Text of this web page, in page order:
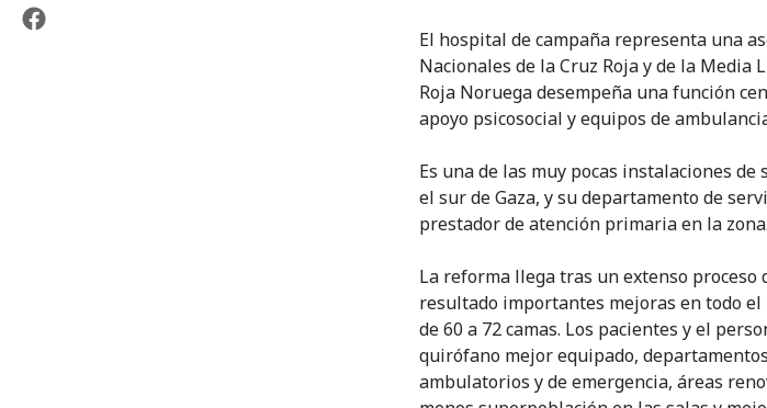
El hospital de campaña representa una
Nacionales de la Cruz Roja y de la
Roja Noruega desempeña una función
apoyo psicosocial y equipos de
Es una de las muy pocas instalaciones
el sur de Gaza, y su departamento de
prestador de atención primaria en la zona.
La reforma llega tras un extenso proceso
resultado importantes mejoras en todo
de 60 a 72 camas. Los pacientes y el
quirófano mejor equipado,
ambulatorios y de emergencia, áreas